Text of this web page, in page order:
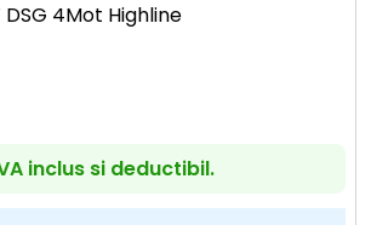
DSG 4Mot Highline
inclus si deductibil.